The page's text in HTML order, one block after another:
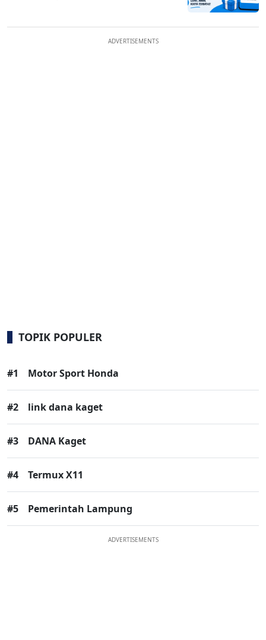
ADVERTISEMENTS
TOPIK POPULER
#1 Motor Sport Honda
#2 link dana kaget
#3 DANA Kaget
#4 Termux X11
#5 Pemerintah Lampung
ADVERTISEMENTS